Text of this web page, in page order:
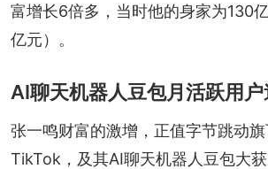
富增长6倍多，当时他的身家为130
亿元）。
AI聊天机器人豆包月活跃用
张一鸣财富的激增，正值字节跳动
TikTok，及其AI聊天机器人豆包大